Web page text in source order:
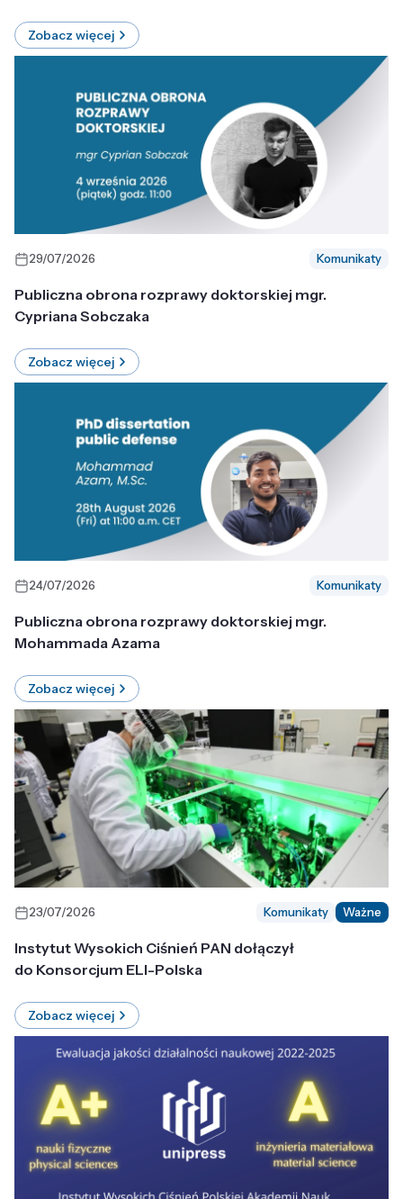
Zobacz więcej
29/07/2026 Komunikaty
Publiczna obrona rozprawy doktorskiej mgr.
Cypriana Sobczaka
Zobacz więcej
24/07/2026 Komunikaty
Publiczna obrona rozprawy doktorskiej mgr.
Mohammada Azama
Zobacz więcej
23/07/2026 Komunikaty Ważne
Instytut Wysokich Ciśnień PAN dołączył
do Konsorcjum ELI-Polska
Zobacz więcej